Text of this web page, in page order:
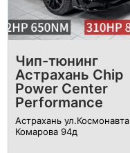
Чип-тюнинг
Астрахань Chip
Power Center
Performance
Астрахань ул.Космонавта
Комарова 94д